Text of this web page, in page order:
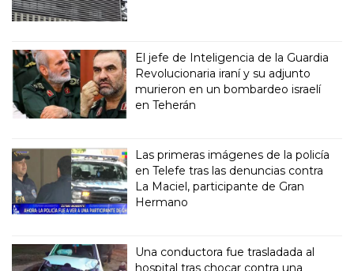
El jefe de Inteligencia de la Guardia
Revolucionaria iraní y su adjunto
murieron en un bombardeo israelí
en Teherán
Las primeras imágenes de la policía
en Telefe tras las denuncias contra
La Maciel, participante de Gran
Hermano
Una conductora fue trasladada al
hospital tras chocar contra una